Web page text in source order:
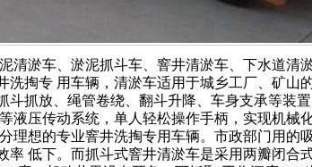
清淤车、淤泥抓斗车、窨井清淤车、下水道清
洗掏专 用车辆，清淤车适用于城乡工厂、矿山
斗抓放、绳管卷绕、翻斗升降、车身支承等装
液压传动系统，单人轻松操作手柄，实现机械
理想的专业窨井洗掏专用车辆。市政部门用的
率 低下。而抓斗式窨井清淤车是采用两瓣闭合